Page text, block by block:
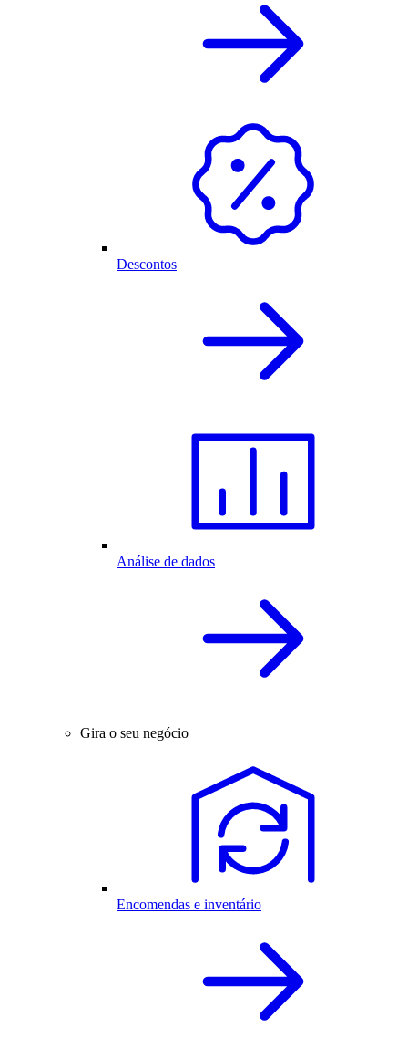
Descontos
Análise de dados
Gira o seu negócio
Encomendas e inventário